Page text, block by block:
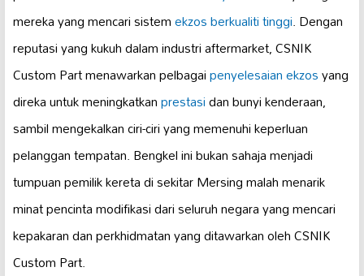
mereka yang mencari sistemekzos berkualiti tinggi. Dengan
reputasi yang kukuh dalam industri aftermarket, CSNIK
Custom Part menawarkan pelbagaipenyelesaian ekzosyang
direka untuk meningkatkanprestasidan bunyi kenderaan,
sambil mengekalkan ciri-ciri yang memenuhi keperluan
pelanggan tempatan. Bengkel ini bukan sahaja menjadi
tumpuan pemilik kereta di sekitar Mersing malah menarik
minat pencinta modifikasi dari seluruh negara yang mencari
kepakaran dan perkhidmatan yang ditawarkan oleh CSNIK
Custom Part.